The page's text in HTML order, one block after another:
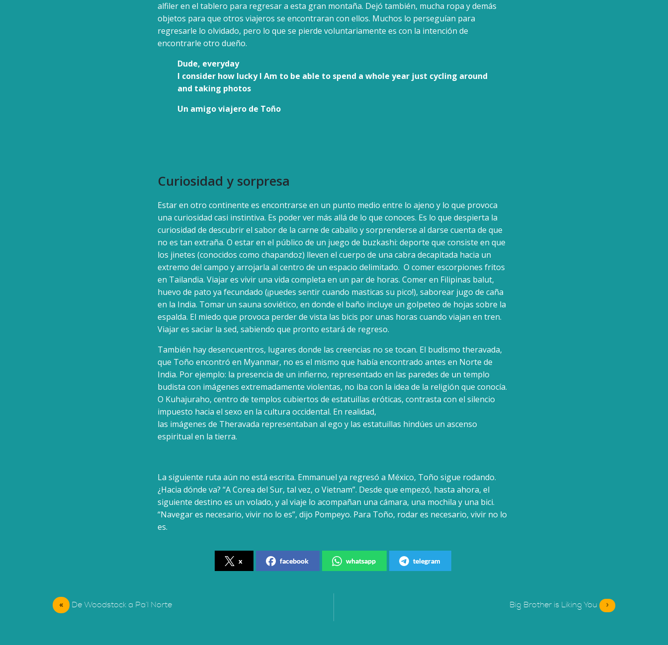
alfiler en el tablero para regresar a esta gran montaña. Dejó también, mucha ropa y demás
objetos para que otros viajeros se encontraran con ellos. Muchos lo perseguían para
regresarle lo olvidado, pero lo que se pierde voluntariamente es con la intención de
encontrarle otro dueño.
Dude, everyday
I consider how lucky I Am to be able to spend a whole year just cycling around
and taking photos
Un amigo viajero de Toño
Curiosidad y sorpresa
Estar en otro continente es encontrarse en un punto medio entre lo ajeno y lo que provoca
una curiosidad casi instintiva. Es poder ver más allá de lo que conoces. Es lo que despierta la
curiosidad de descubrir el sabor de la carne de caballo y sorprenderse al darse cuenta de que
no es tan extraña. O estar en el público de un juego de buzkashi: deporte que consiste en que
los jinetes (conocidos como chapandoz) lleven el cuerpo de una cabra decapitada hacia un
extremo del campo y arrojarla al centro de un espacio delimitado. O comer escorpiones fritos
en Tailandia. Viajar es vivir una vida completa en un par de horas. Comer en Filipinas balut,
huevo de pato ya fecundado (¡puedes sentir cuando masticas su pico!), saborear jugo de caña
en la India. Tomar un sauna soviético, en donde el baño incluye un golpeteo de hojas sobre la
espalda. El miedo que provoca perder de vista las bicis por unas horas cuando viajan en tren.
Viajar es saciar la sed, sabiendo que pronto estará de regreso.
También hay desencuentros, lugares donde las creencias no se tocan. El budismo theravada,
que Toño encontró en Myanmar, no es el mismo que había encontrado antes en Norte de
India. Por ejemplo: la presencia de un infierno, representado en las paredes de un templo
budista con imágenes extremadamente violentas, no iba con la idea de la religión que conocía.
O Kuhajuraho, centro de templos cubiertos de estatuillas eróticas, contrasta con el silencio
impuesto hacia el sexo en la cultura occidental. En realidad,
las imágenes de Theravada representaban al ego y las estatuillas hindúes un ascenso
espiritual en la tierra.
La siguiente ruta aún no está escrita. Emmanuel ya regresó a México, Toño sigue rodando.
¿Hacia dónde va? “A Corea del Sur, tal vez, o Vietnam”. Desde que empezó, hasta ahora, el
siguiente destino es un volado, y al viaje lo acompañan una cámara, una mochila y una bici.
“Navegar es necesario, vivir no lo es”, dijo Pompeyo. Para Toño, rodar es necesario, vivir no lo
es.
x facebook whatsapp telegram
« De Woodstock a Pa’l Norte Big Brother is Liking You »